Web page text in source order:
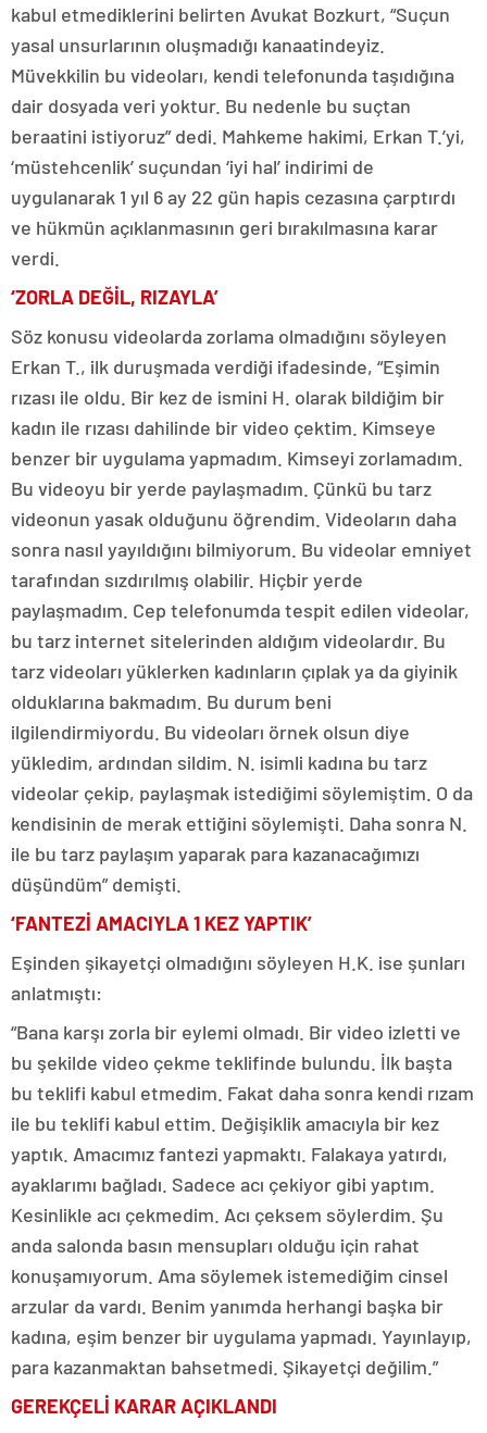
kabul etmediklerini belirten Avukat Bozkurt, “Suçun
yasal unsurlarının oluşmadığı kanaatindeyiz.
Müvekkilin bu videoları, kendi telefonunda taşıdığına
dair dosyada veri yoktur. Bu nedenle bu suçtan
beraatini istiyoruz” dedi. Mahkeme hakimi, Erkan T.’yi,
‘müstehcenlik’ suçundan ‘iyi hal’ indirimi de
uygulanarak 1 yıl 6 ay 22 gün hapis cezasına çarptırdı
ve hükmün açıklanmasının geri bırakılmasına karar
verdi.
‘ZORLA DEĞİL, RIZAYLA’
Söz konusu videolarda zorlama olmadığını söyleyen
Erkan T., ilk duruşmada verdiği ifadesinde, “Eşimin
rızası ile oldu. Bir kez de ismini H. olarak bildiğim bir
kadın ile rızası dahilinde bir video çektim. Kimseye
benzer bir uygulama yapmadım. Kimseyi zorlamadım.
Bu videoyu bir yerde paylaşmadım. Çünkü bu tarz
videonun yasak olduğunu öğrendim. Videoların daha
sonra nasıl yayıldığını bilmiyorum. Bu videolar emniyet
tarafından sızdırılmış olabilir. Hiçbir yerde
paylaşmadım. Cep telefonumda tespit edilen videolar,
bu tarz internet sitelerinden aldığım videolardır. Bu
tarz videoları yüklerken kadınların çıplak ya da giyinik
olduklarına bakmadım. Bu durum beni
ilgilendirmiyordu. Bu videoları örnek olsun diye
yükledim, ardından sildim. N. isimli kadına bu tarz
videolar çekip, paylaşmak istediğimi söylemiştim. O da
kendisinin de merak ettiğini söylemişti. Daha sonra N.
ile bu tarz paylaşım yaparak para kazanacağımızı
düşündüm” demişti.
‘FANTEZİ AMACIYLA 1 KEZ YAPTIK’
Eşinden şikayetçi olmadığını söyleyen H.K. ise şunları
anlatmıştı:
“Bana karşı zorla bir eylemi olmadı. Bir video izletti ve
bu şekilde video çekme teklifinde bulundu. İlk başta
bu teklifi kabul etmedim. Fakat daha sonra kendi rızam
ile bu teklifi kabul ettim. Değişiklik amacıyla bir kez
yaptık. Amacımız fantezi yapmaktı. Falakaya yatırdı,
ayaklarımı bağladı. Sadece acı çekiyor gibi yaptım.
Kesinlikle acı çekmedim. Acı çeksem söylerdim. Şu
anda salonda basın mensupları olduğu için rahat
konuşamıyorum. Ama söylemek istemediğim cinsel
arzular da vardı. Benim yanımda herhangi başka bir
kadına, eşim benzer bir uygulama yapmadı. Yayınlayıp,
para kazanmaktan bahsetmedi. Şikayetçi değilim.”
GEREKÇELİ KARAR AÇIKLANDI